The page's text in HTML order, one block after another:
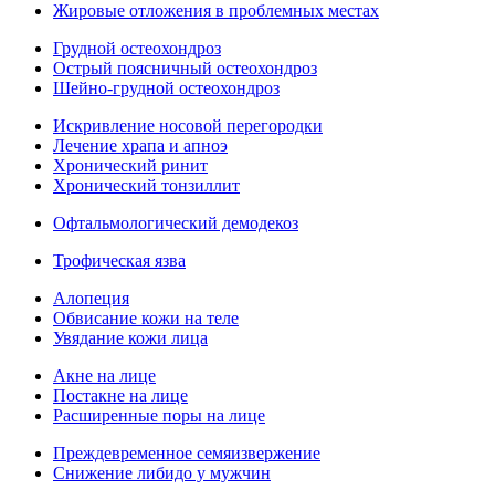
Жировые отложения в проблемных местах
Грудной остеохондроз
Острый поясничный остеохондроз
Шейно-грудной остеохондроз
Искривление носовой перегородки
Лечение храпа и апноэ
Хронический ринит
Хронический тонзиллит
Офтальмологический демодекоз
Трофическая язва
Алопеция
Обвисание кожи на теле
Увядание кожи лица
Акне на лице
Постакне на лице
Расширенные поры на лице
Преждевременное семяизвержение
Снижение либидо у мужчин